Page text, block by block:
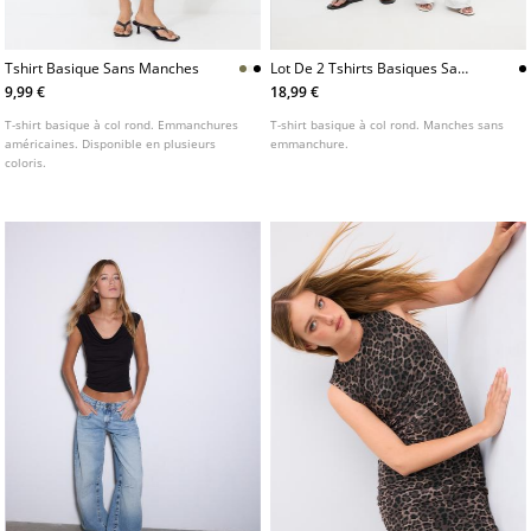
Tshirt Basique Sans Manches
9,99 €
T-shirt basique à col rond. Emmanchures
américaines. Disponible en plusieurs
coloris.
Lot De 2 Tshirts Basiques Sans
Manches
18,99 €
T-shirt basique à col rond. Manches sans
emmanchure.